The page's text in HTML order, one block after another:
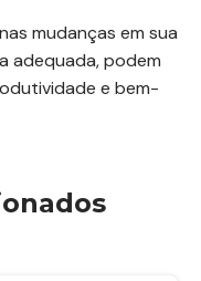
mudanças em sua
adequada, podem
e bem-